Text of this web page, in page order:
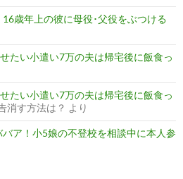
歳年上の彼に母役･父役をぶつける
たい小遣い7万の夫は帰宅後に飯食っ
たい小遣い7万の夫は帰宅後に飯食っ
消す方法は？ より
バア！小5娘の不登校を相談中に本人参